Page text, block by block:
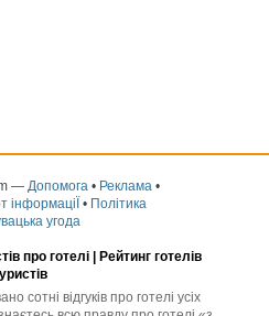
— Допомога • Реклама •
інформаціЇ • Політика
угода
про готелі | Рейтинг готелів
сотні відгуків про готелі усіх